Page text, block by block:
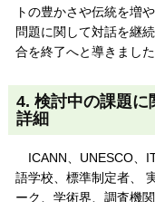
トの豊かさや伝統を増
問題に関して対話を継
合を終了へと導きました
4. 検討中の課題に
詳細
ICANN、UNESCO、
語学校、標準制定者、
ーク、学術界、調査機